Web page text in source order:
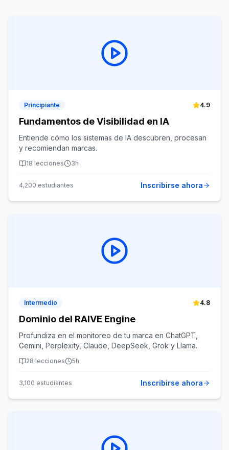
Principiante 4.9
Fundamentos de Visibilidad en IA
Entiende cómo los sistemas de IA descubren, procesan
y recomiendan marcas.
18 lecciones 3h
4,200 estudiantes Inscribirse ahora
Intermedio 4.8
Dominio del RAIVE Engine
Profundiza en el monitoreo de tu marca en ChatGPT,
Gemini, Perplexity, Claude, DeepSeek, Grok y Llama.
28 lecciones 5h
3,100 estudiantes Inscribirse ahora